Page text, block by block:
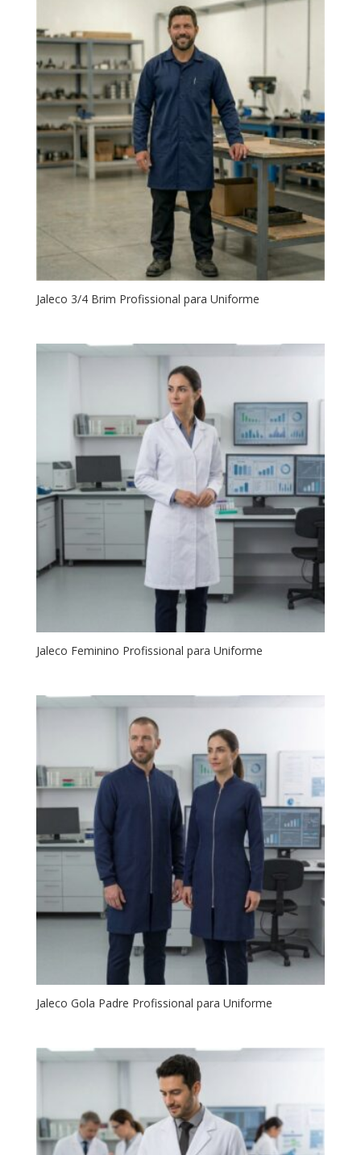
Jaleco 3/4 Brim Profissional para Uniforme
Jaleco Feminino Profissional para Uniforme
Jaleco Gola Padre Profissional para Uniforme